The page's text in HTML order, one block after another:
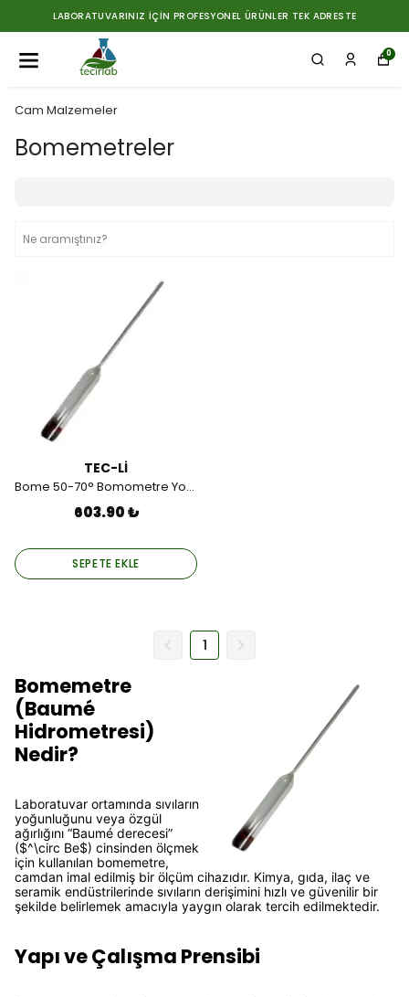
ADRESTE 1500 TL ÜZERİ SİPARİŞLERDE ÜCRETSİZ
0
Cam Malzemeler
Bomemetreler
TEC-Lİ
Bome 50-70° Bomometre Yoğunluk Ölçer
603.90 ₺
SEPETE EKLE
1
Bomemetre
(Baumé
Hidrometresi)
Nedir?
Laboratuvar ortamında sıvıların
yoğunluğunu veya özgül
ağırlığını “Baumé derecesi”
($^\circ Be$) cinsinden ölçmek
için kullanılan bomemetre,
camdan imal edilmiş bir ölçüm cihazıdır. Kimya, gıda, ilaç ve
seramik endüstrilerinde sıvıların derişimini hızlı ve güvenilir bir
şekilde belirlemek amacıyla yaygın olarak tercih edilmektedir.
Yapı ve Çalışma Prensibi